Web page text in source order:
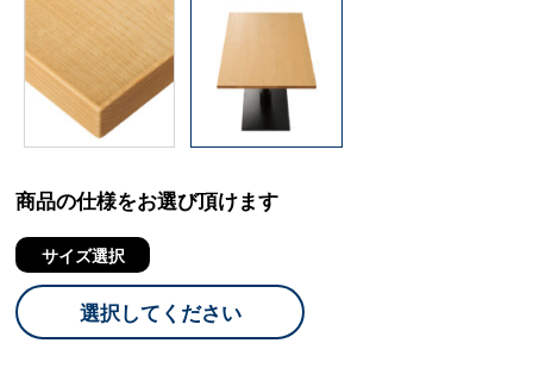
商品の仕様をお選び頂けます
サイズ選択
選択してください